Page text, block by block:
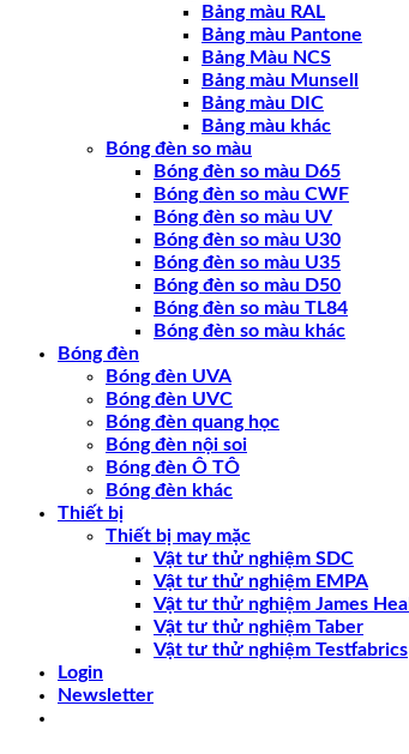
Bảng màu RAL
Bảng màu Pantone
Bảng Màu NCS
Bảng màu Munsell
Bảng màu DIC
Bảng màu khác
Bóng đèn so màu
Bóng đèn so màu D65
Bóng đèn so màu CWF
Bóng đèn so màu UV
Bóng đèn so màu U30
Bóng đèn so màu U35
Bóng đèn so màu D50
Bóng đèn so màu TL84
Bóng đèn so màu khác
Bóng đèn
Bóng đèn UVA
Bóng đèn UVC
Bóng đèn quang học
Bóng đèn nội soi
Bóng đèn Ô TÔ
Bóng đèn khác
Thiết bị
Thiết bị may mặc
Vật tư thử nghiệm SDC
Vật tư thử nghiệm EMPA
Vật tư thử nghiệm James Heal
Vật tư thử nghiệm Taber
Vật tư thử nghiệm Testfabrics
Login
Newsletter